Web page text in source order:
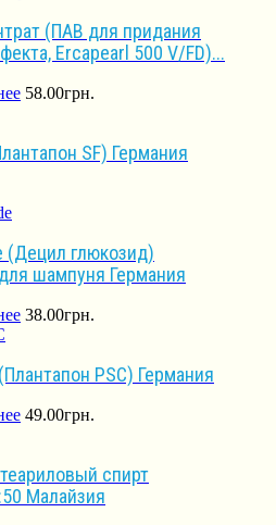
(ПАВ для придания
Ercapearl 500 V/FD)...
58.00грн.
SF) Германия
(Децил глюкозид)
шампуня Германия
38.00грн.
PSC) Германия
49.00грн.
спирт
Малайзия